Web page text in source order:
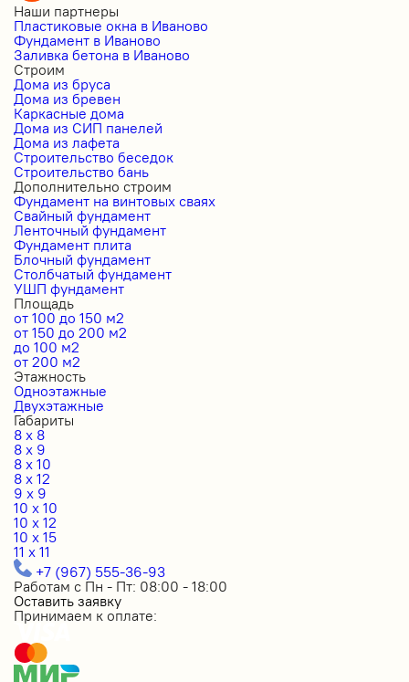
Наши партнеры
Пластиковые окна в Иваново
Фундамент в Иваново
Заливка бетона в Иваново
Строим
Дома из бруса
Дома из бревен
Каркасные дома
Дома из СИП панелей
Дома из лафета
Строительство беседок
Строительство бань
Дополнительно строим
Фундамент на винтовых сваях
Свайный фундамент
Ленточный фундамент
Фундамент плита
Блочный фундамент
Столбчатый фундамент
УШП фундамент
Площадь
от 100 до 150 м2
от 150 до 200 м2
до 100 м2
от 200 м2
Этажность
Одноэтажные
Двухэтажные
Габариты
8 x 8
8 x 9
8 x 10
8 x 12
9 x 9
10 x 10
10 x 12
10 x 15
11 x 11
+7 (967) 555-36-93
Работам с Пн - Пт: 08:00 - 18:00
Оставить заявку
Принимаем к оплате: